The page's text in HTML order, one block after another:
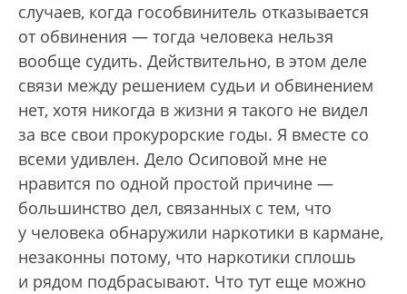
случаев, когда гособвинитель отказывается
от обвинения — тогда человека нельзя
вообще судить. Действительно, в этом деле
связи между решением судьи и обвинением
нет, хотя никогда в жизни я такого не видел
за все свои прокурорские годы. Я вместе со
всеми удивлен. Дело Осиповой мне не
нравится по одной простой причине —
большинство дел, связанных с тем, что
у человека обнаружили наркотики в кармане,
незаконны потому, что наркотики сплошь
и рядом подбрасывают. Что тут еще можно